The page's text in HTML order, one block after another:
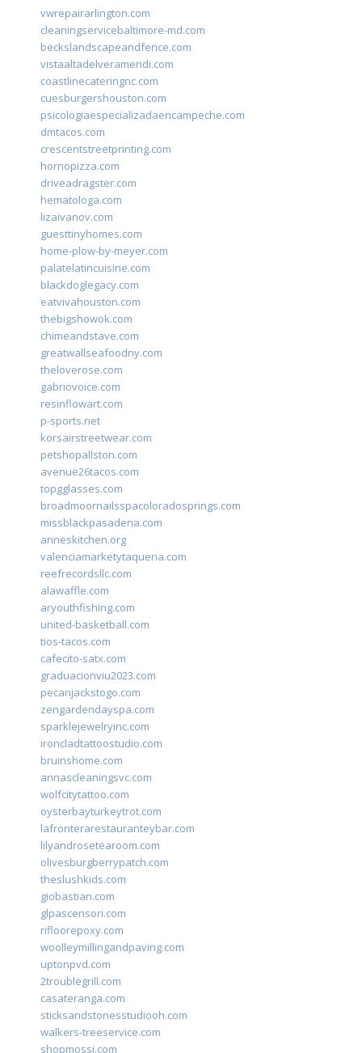
vwrepairarlington.com
cleaningservicebaltimore-md.com
beckslandscapeandfence.com
vistaaltadelveramendi.com
coastlinecateringnc.com
cuesburgershouston.com
psicologiaespecializadaencampeche.com
dmtacos.com
crescentstreetprinting.com
hornopizza.com
driveadragster.com
hematologa.com
lizaivanov.com
guesttinyhomes.com
home-plow-by-meyer.com
palatelatincuisine.com
blackdoglegacy.com
eatvivahouston.com
thebigshowok.com
chimeandstave.com
greatwallseafoodny.com
theloverose.com
gabriovoice.com
resinflowart.com
p-sports.net
korsairstreetwear.com
petshopallston.com
avenue26tacos.com
topgglasses.com
broadmoornailsspacoloradosprings.com
missblackpasadena.com
anneskitchen.org
valenciamarketytaqueria.com
reefrecordsllc.com
alawaffle.com
aryouthfishing.com
united-basketball.com
tios-tacos.com
cafecito-satx.com
graduacionviu2023.com
pecanjackstogo.com
zengardendayspa.com
sparklejewelryinc.com
ironcladtattoostudio.com
bruinshome.com
annascleaningsvc.com
wolfcitytattoo.com
oysterbayturkeytrot.com
lafronterarestauranteybar.com
lilyandrosetearoom.com
olivesburgberrypatch.com
theslushkids.com
giobastian.com
glpascensori.com
rifloorepoxy.com
woolleymillingandpaving.com
uptonpvd.com
2troublegrill.com
casateranga.com
sticksandstonesstudiooh.com
walkers-treeservice.com
shopmossi.com